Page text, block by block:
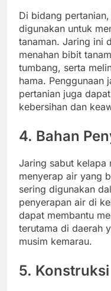
Di bidang
digunakan untuk
tanaman. Jaring ini
menahan bibit
tumbang, serta
hama. Penggunaan
pertanian juga
kebersihan dan
4. Bahan
Jaring sabut kelapa
menyerap air yang
sering digunakan
penyerapan air di
dapat membantu
terutama di daerah
musim kemarau.
5.